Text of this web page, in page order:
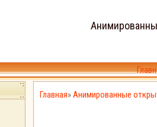
Главная»Анимированные